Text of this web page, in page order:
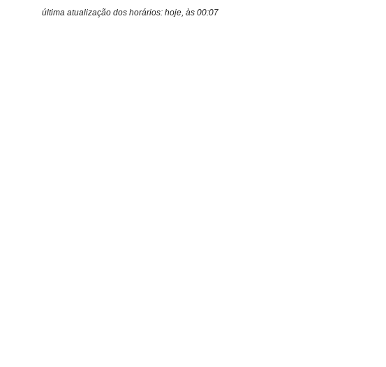
última atualização dos horários: hoje, às 00:07